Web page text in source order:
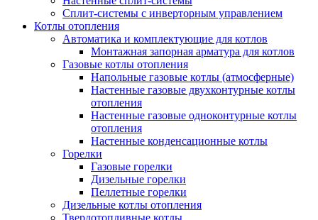
Сплит-системы с инверторным управлением
Котлы отопления
Автоматика и комплектующие для котлов
Монтажная запорная арматура для котлов
Газовые котлы отопления
Напольные газовые котлы (атмосферные)
Настенные газовые двухконтурные котлы
отопления
Настенные газовые одноконтурные котлы
отопления
Настенные конденсационные котлы
Горелки
Газовые горелки
Дизельные горелки
Пеллетные горелки
Дизельные котлы отопления
Твердотопливные котлы